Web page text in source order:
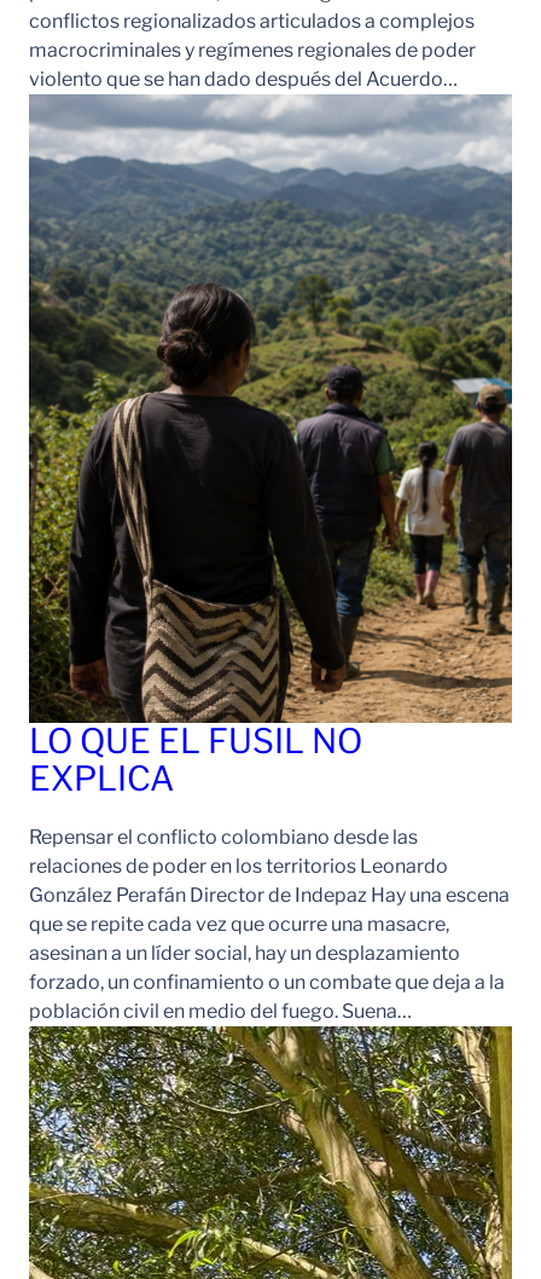
conflictos regionalizados articulados a complejos
macrocriminales y regímenes regionales de poder
violento que se han dado después del Acuerdo…
LO QUE EL FUSIL NO
EXPLICA
Repensar el conflicto colombiano desde las
relaciones de poder en los territorios Leonardo
González Perafán Director de Indepaz Hay una escena
que se repite cada vez que ocurre una masacre,
asesinan a un líder social, hay un desplazamiento
forzado, un confinamiento o un combate que deja a la
población civil en medio del fuego. Suena…